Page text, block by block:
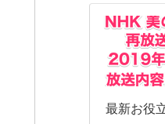
最新お役